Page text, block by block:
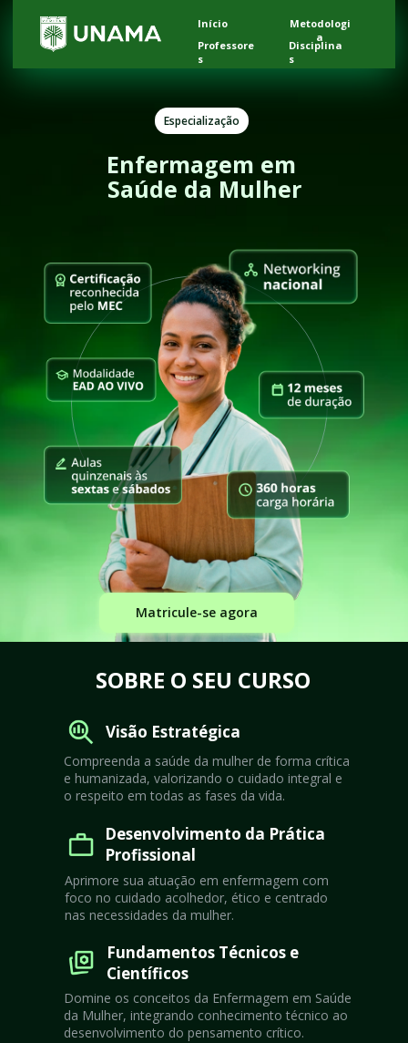
Enfermagem em
Saúde da Mulher
Especialização
Matricule-se agora
Disciplina
s
Início
Metodologi
a
Professore
s
SOBRE O SEU CURSO
Visão Estratégica
Desenvolvimento da Prática
Profissional
Fundamentos Técnicos e
Científicos
Aprimore sua atuação em enfermagem com
foco no cuidado acolhedor, ético e centrado
nas necessidades da mulher.
Domine os conceitos da Enfermagem em Saúde
da Mulher, integrando conhecimento técnico ao
desenvolvimento do pensamento crítico.
Compreenda a saúde da mulher de forma crítica
e humanizada, valorizando o cuidado integral e
o respeito em todas as fases da vida.